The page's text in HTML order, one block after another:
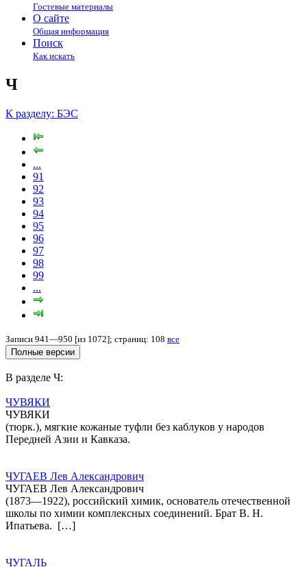
Гостевые материалы
О сайте
Общая информация
Поиск
Как искать
Ч
К разделу: БЭС
...
91
92
93
94
95
96
97
98
99
...
Записи 941—950 [из 1072]; страниц: 108 все
В разделе Ч:
ЧУВЯКИ
ЧУВЯКИ
(тюрк.), мягкие кожаные туфли без каблуков у народов
Передней Азии и Кавказа.
ЧУГАЕВ Лев Александрович
ЧУГАЕВ Лев Александрович
(1873—1922), российский химик, основатель отечественной
школы по химии комплексных соединений. Брат В. Н.
Ипатьева. […]
ЧУГАЛЬ